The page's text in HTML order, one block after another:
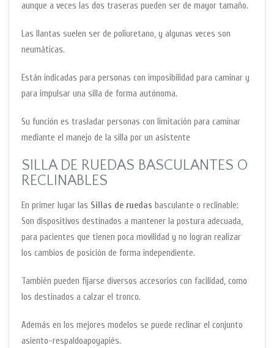
aunque a veces las dos traseras pueden ser de mayor tamaño.
Las llantas suelen ser de poliuretano, y algunas veces son
neumáticas.
Están indicadas para personas con imposibilidad para caminar y
para impulsar una silla de forma autónoma.
Su función es trasladar personas con limitación para caminar
mediante el manejo de la silla por un asistente
SILLA DE RUEDAS BASCULANTES O
RECLINABLES
En primer lugar las Sillas de ruedas basculante o reclinable:
Son dispositivos destinados a mantener la postura adecuada,
para pacientes que tienen poca movilidad y no logran realizar
los cambios de posición de forma independiente.
También pueden fijarse diversos accesorios con facilidad, como
los destinados a calzar el tronco.
Además en los mejores modelos se puede reclinar el conjunto
asiento-respaldoapoyapiés.